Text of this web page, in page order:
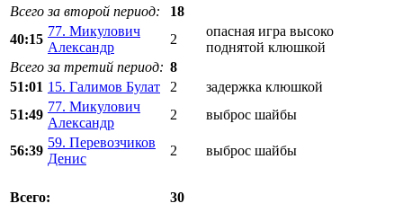
Всего за второй период:
18
40:15
77. Микулович
Александр
2
опасная игра высоко
поднятой клюшкой
Всего за третий период: 8
51:01 15. Галимов Булат 2
задержка клюшкой
51:49
77. Микулович
Александр
2 выброс шайбы
56:39
59. Перевозчиков
Денис
2 выброс шайбы
Всего: 30